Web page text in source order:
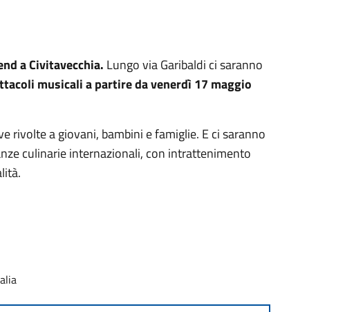
a Civitavecchia. Lungo via Garibaldi ci saranno
musicali a partire da venerdì 17 maggio
rivolte a giovani, bambini e famiglie. E ci saranno
culinarie internazionali, con intrattenimento